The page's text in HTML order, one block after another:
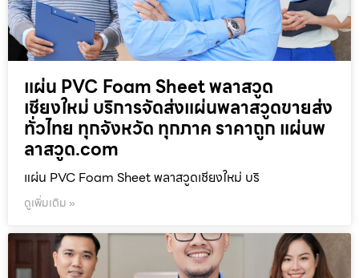
แผ่น PVC Foam Sheet พลาสวูด
เชียงใหม่ บริการจัดส่งแผ่นพลาสวูดขายส่ง
ทั่วไทย ทุกจังหวัด ทุกภาค ราคาถูก แผ่นพ
ลาสวูด.com
แผ่น PVC Foam Sheet พลาสวูดเชียงใหม่ บริ
ดูเพิ่มเติม »